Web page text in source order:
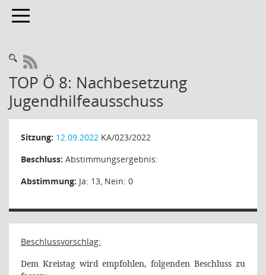
Toggle navigation
RSS-Feed
TOP Ö 8: Nachbesetzung
Jugendhilfeausschuss
Sitzung: 12.09.2022 KA/023/2022
Beschluss: Abstimmungsergebnis:
Abstimmung: Ja: 13, Nein: 0
Beschlussvorschlag:
Dem Kreistag wird empfohlen, folgenden Beschluss zu